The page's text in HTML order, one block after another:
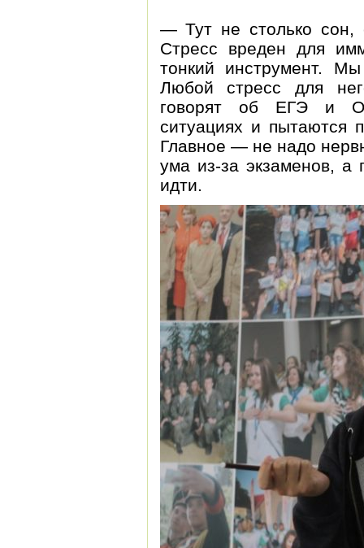
— Тут не столько сон,
Стресс вреден для
тонкий инструмент.
Любой стресс для
говорят об ЕГЭ и
ситуациях и пытаются
Главное — не надо
ума из-за экзаменов, а
идти.